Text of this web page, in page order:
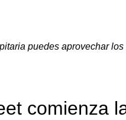
puedes aprovechar
comienza